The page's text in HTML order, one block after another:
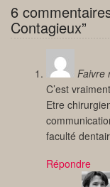
6
Contagieux”
Faivre
C’est
Etre
faculté
Répondre